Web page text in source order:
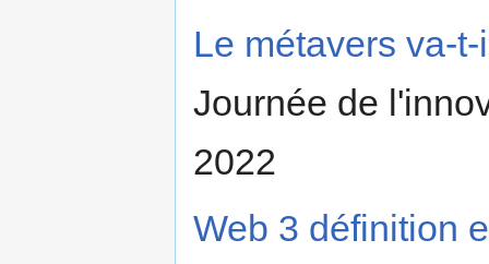
Le métavers va-
Journée de
2022
Web 3 définition